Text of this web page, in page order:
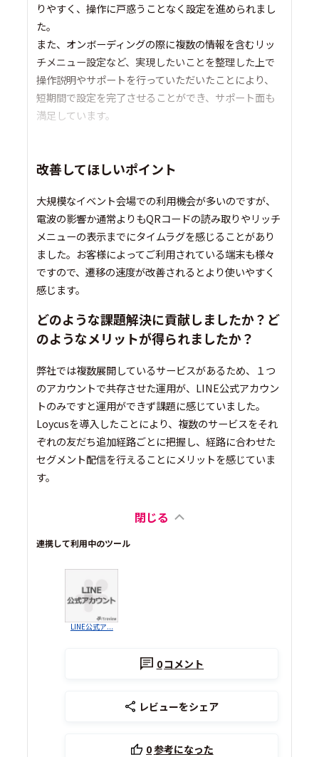
りやすく、操作に戸惑うことなく設定を進められまし
た。
また、オンボーディングの際に複数の情報を含むリッ
チメニュー設定など、実現したいことを整理した上で
操作説明やサポートを行っていただいたことにより、
短期間で設定を完了させることができ、サポート面も
満足しています。
改善してほしいポイント
大規模なイベント会場での利用機会が多いのですが、
電波の影響か通常よりもQRコードの読み取りやリッチ
メニューの表示までにタイムラグを感じることがあり
ました。お客様によってご利用されている端末も様々
ですので、遷移の速度が改善されるとより使いやすく
感じます。
どのような課題解決に貢献しましたか？ど
のようなメリットが得られましたか？
弊社では複数展開しているサービスがあるため、１つ
のアカウントで共存させた運用が、LINE公式アカウン
トのみですと運用ができず課題に感じていました。
Loycusを導入したことにより、複数のサービスをそれ
ぞれの友だち追加経路ごとに把握し、経路に合わせた
セグメント配信を行えることにメリットを感じていま
す。
閉じる
連携して利用中のツール
LINE公式ア...
0コメント
レビューをシェア
0参考になった